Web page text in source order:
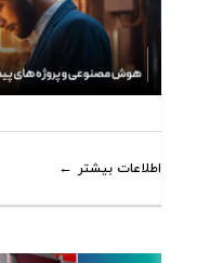
اطلاعات بیشتر